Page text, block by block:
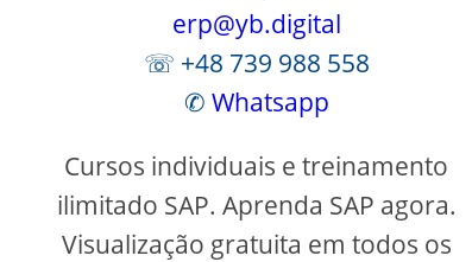
erp@yb.digital
☏ +48 739 988 558
✆ Whatsapp
Cursos individuais e treinamento
ilimitado SAP. Aprenda SAP agora.
Visualização gratuita em todos os